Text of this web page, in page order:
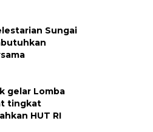
Sungai
gelar Lomba
tingkat
HUT RI